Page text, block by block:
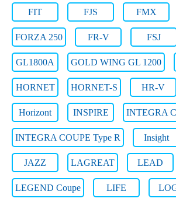
FIT FJS FMX
FORZA 250 FR-V FSJ
GL1800A GOLD WING GL 1200
HORNET HORNET-S HR-V
Horizont INSPIRE INTEGRA
INTEGRA COUPE Type R Insight
JAZZ LAGREAT LEAD
LEGEND Coupe LIFE